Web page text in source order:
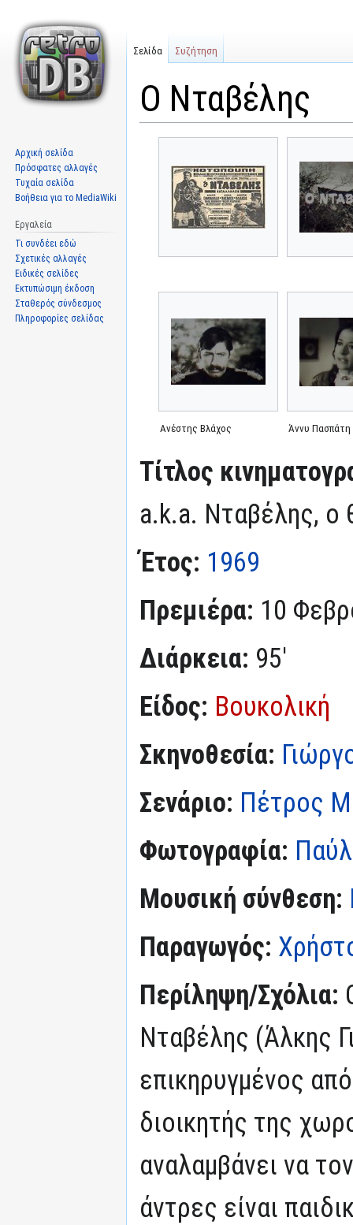
Ο Νταβέλης
πλοήγηση
αναζήτηση
Ανέστης Βλάχος Άννυ Πασπάτη
Τίτλος
a.k.a. Νταβέλης, ο
Έτος: 1969
Πρεμιέρα: 10
Διάρκεια: 95'
Είδος: Βουκολική
Σκηνοθεσία:
Σενάριο: Πέτρος
Φωτογραφία:
Μουσική σύνθεση:
Παραγωγός:
Περίληψη/Σχόλια:
Νταβέλης (Άλκης
επικηρυγμένος
διοικητής της
αναλαμβάνει να
άντρες είναι
Σελίδα Συζήτηση
Αρχική σελίδα
Πρόσφατες αλλαγές
Τυχαία σελίδα
Βοήθεια για το MediaWiki
Εργαλεία
Τι συνδέει εδώ
Σχετικές αλλαγές
Ειδικές σελίδες
Εκτυπώσιμη έκδοση
Σταθερός σύνδεσμος
Πληροφορίες σελίδας